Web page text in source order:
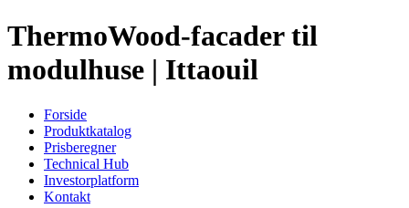
ThermoWood-facader til
modulhuse | Ittaouil
Forside
Produktkatalog
Prisberegner
Technical Hub
Investorplatform
Kontakt